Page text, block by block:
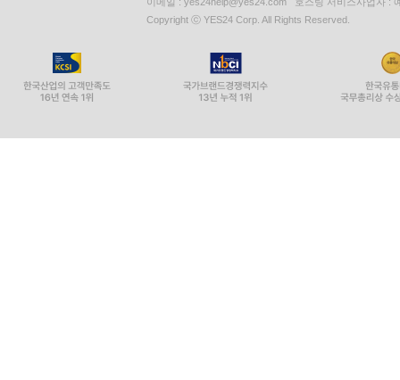
Copyright ⓒ YES24 Corp. All Rights Reserved.